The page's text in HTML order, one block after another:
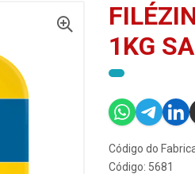
1KG
Código do
Código: 5681